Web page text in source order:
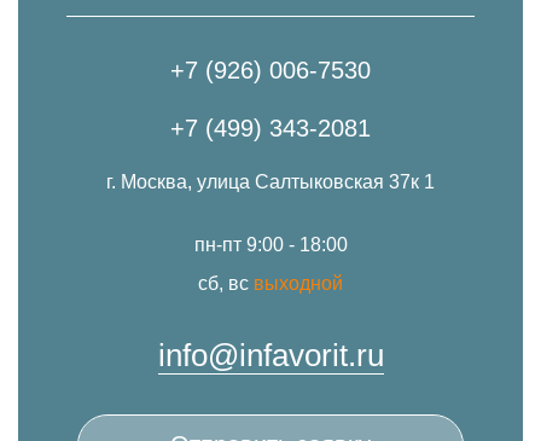
+7 (926) 006-7530
+7 (499) 343-2081
г. Москва, улица Салтыковская 37к 1
пн-пт 9:00 - 18:00
сб, вс выходной
info@infavorit.ru